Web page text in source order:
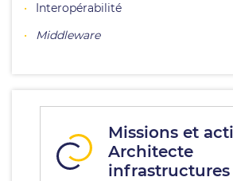
Interopérabilité
Middleware
Missions et
Architecte
infrastructures